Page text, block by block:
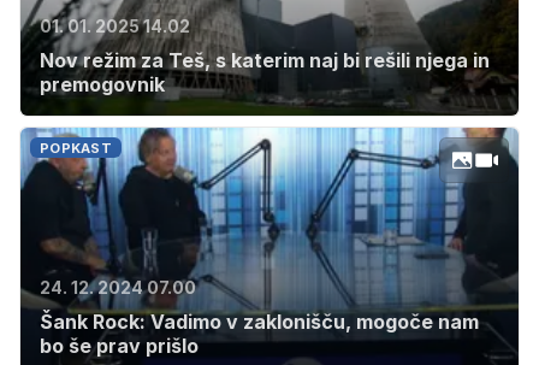
01. 01. 2025 14.02
Nov režim za Teš, s katerim naj bi rešili njega in
premogovnik
POPKAST
24. 12. 2024 07.00
Šank Rock: Vadimo v zaklonišču, mogoče nam
bo še prav prišlo